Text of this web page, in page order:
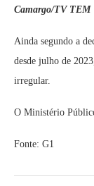
Camargo/TV TEM
Ainda segundo a
desde julho de
irregular.
O Ministério
Fonte: G1